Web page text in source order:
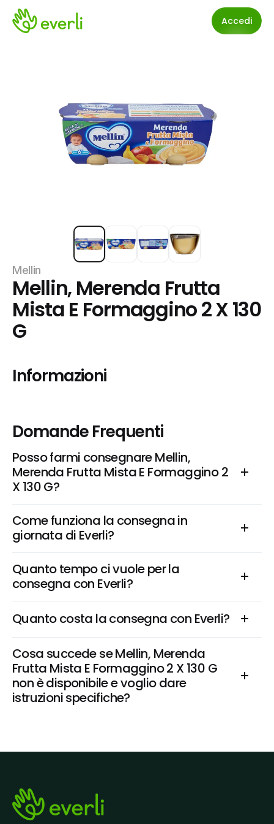
Accedi
Mellin
Mellin, Merenda Frutta
Mista E Formaggino 2 X 130
G
Informazioni
Domande Frequenti
Posso farmi consegnare Mellin,
Merenda Frutta Mista E Formaggino 2
X 130 G?
Come funziona la consegna in
giornata di Everli?
Quanto tempo ci vuole per la
consegna con Everli?
Quanto costa la consegna con Everli?
Cosa succede se Mellin, Merenda
Frutta Mista E Formaggino 2 X 130 G
non è disponibile e voglio dare
istruzioni specifiche?